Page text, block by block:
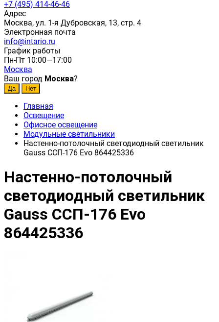
+7 (495) 414-46-46
Адрес
Москва, ул. 1-я Дубровская, 13, стр. 4
Электронная почта
info@intario.ru
График работы
Пн-Пт 10:00—17:00
Москва
Ваш город Москва?
Главная
Освещение
Офисное освещение
Модульные светильники
Настенно-потолочный светодиодный светильник
Gauss ССП-176 Evo 864425336
Настенно-потолочный
светодиодный светильник
Gauss ССП-176 Evo
864425336